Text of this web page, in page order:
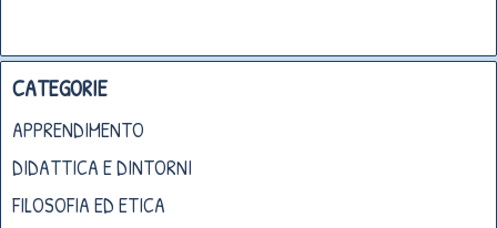
CATEGORIE
APPRENDIMENTO
DIDATTICA E DINTORNI
FILOSOFIA ED ETICA